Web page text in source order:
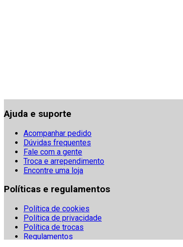
Ajuda e suporte
Acompanhar pedido
Dúvidas frequentes
Fale com a gente
Troca e arrependimento
Encontre uma loja
Políticas e regulamentos
Política de cookies
Política de privacidade
Política de trocas
Regulamentos